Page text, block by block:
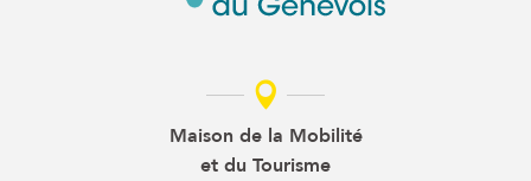
Maison de la Mobilité
et du Tourisme